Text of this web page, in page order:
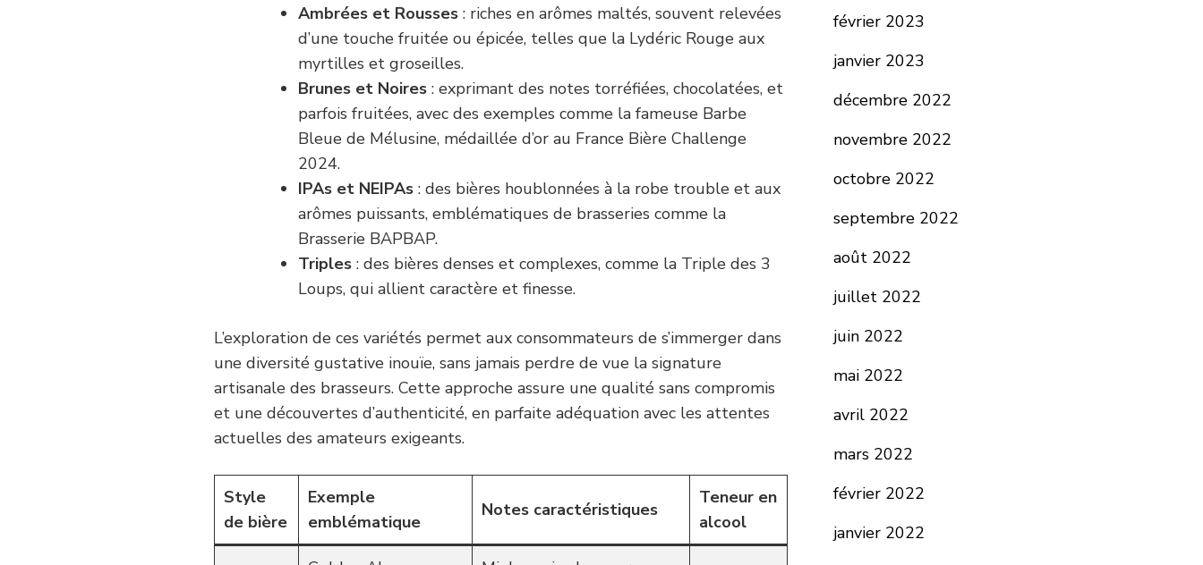
Ambrées et Rousses : riches en arômes maltés, souvent relevées
d’une touche fruitée ou épicée, telles que la Lydéric Rouge aux
myrtilles et groseilles.
Brunes et Noires : exprimant des notes torréfiées, chocolatées, et
parfois fruitées, avec des exemples comme la fameuse Barbe
Bleue de Mélusine, médaillée d’or au France Bière Challenge
2024.
IPAs et NEIPAs : des bières houblonnées à la robe trouble et aux
arômes puissants, emblématiques de brasseries comme la
Brasserie BAPBAP.
Triples : des bières denses et complexes, comme la Triple des 3
Loups, qui allient caractère et finesse.
L’exploration de ces variétés permet aux consommateurs de s’immerger dans
une diversité gustative inouïe, sans jamais perdre de vue la signature
artisanale des brasseurs. Cette approche assure une qualité sans compromis
et une découvertes d’authenticité, en parfaite adéquation avec les attentes
actuelles des amateurs exigeants.
Style
de bière
Exemple
emblématique
Notes caractéristiques
Teneur en
alcool
février 2023
janvier 2023
décembre 2022
novembre 2022
octobre 2022
septembre 2022
août 2022
juillet 2022
juin 2022
mai 2022
avril 2022
mars 2022
février 2022
janvier 2022